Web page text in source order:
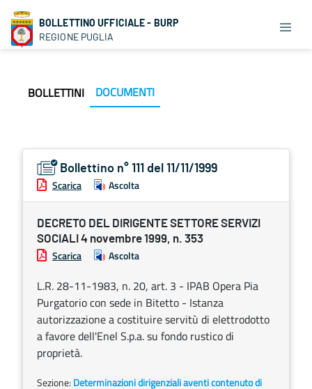
BOLLETTINO UFFICIALE - BURP
REGIONE PUGLIA
BOLLETTINI DOCUMENTI
Bollettino n° 111 del 11/11/1999
Scarica Ascolta
DECRETO DEL DIRIGENTE SETTORE SERVIZI
SOCIALI 4 novembre 1999, n. 353
Scarica Ascolta
L.R. 28-11-1983, n. 20, art. 3 - IPAB Opera Pia
Purgatorio con sede in Bitetto - Istanza
autorizzazione a costituire servitù di elettrodotto
a favore dell'Enel S.p.a. su fondo rustico di
proprietà.
Sezione: Determinazioni dirigenziali aventi contenuto di